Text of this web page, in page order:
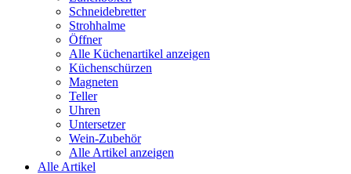
Schneidebretter
Strohhalme
Öffner
Alle Küchenartikel anzeigen
Küchenschürzen
Magneten
Teller
Uhren
Untersetzer
Wein-Zubehör
Alle Artikel anzeigen
Alle Artikel